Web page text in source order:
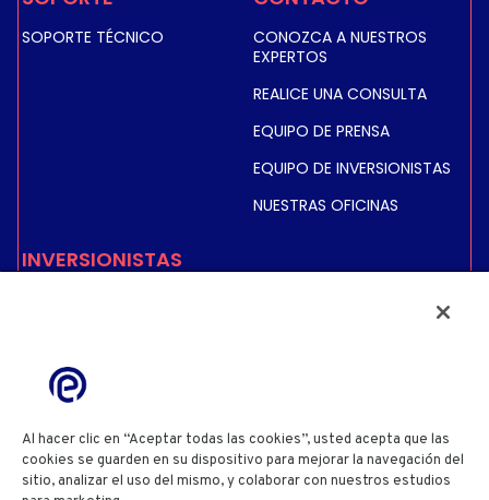
SOPORTE TÉCNICO
CONOZCA A NUESTROS
EXPERTOS
REALICE UNA CONSULTA
EQUIPO DE PRENSA
EQUIPO DE INVERSIONISTAS
NUESTRAS OFICINAS
INVERSIONISTAS
INFORMACIÓN REGULADA
ACCIONISTAS
POLÍTICA DE PRIVACIDAD POLÍTICA DE COOKIES
Al hacer clic en “Aceptar todas las cookies”, usted acepta que las
cookies se guarden en su dispositivo para mejorar la navegación del
sitio, analizar el uso del mismo, y colaborar con nuestros estudios